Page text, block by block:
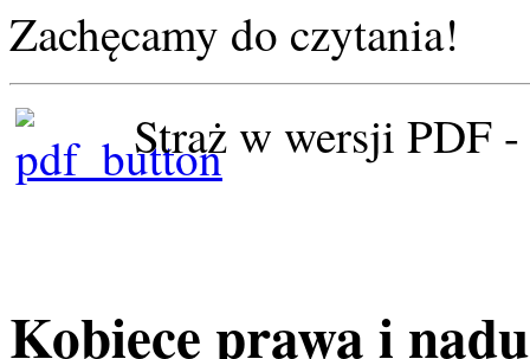
Zachęcamy do czytania!
Straż w wersji PDF -
Kobiece prawa i